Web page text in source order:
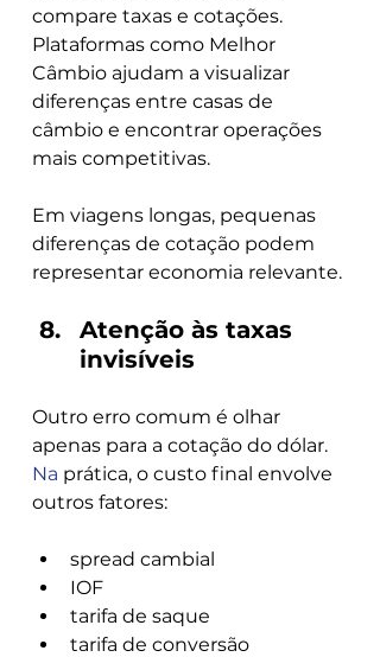
compare taxas e cotações.
Plataformas como Melhor
Câmbio ajudam a visualizar
diferenças entre casas de
câmbio e encontrar operações
mais competitivas.
Em viagens longas, pequenas
diferenças de cotação podem
representar economia relevante.
Atenção às taxas
invisíveis
Outro erro comum é olhar
apenas para a cotação do dólar.
Na prática, o custo final envolve
outros fatores:
spread cambial
IOF
tarifa de saque
tarifa de conversão